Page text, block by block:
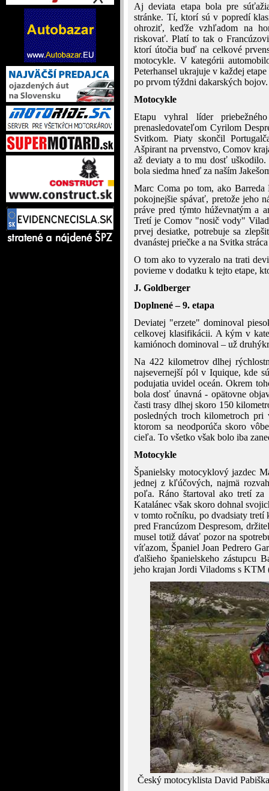
Aj deviata etapa bola pre
stránke. Tí, ktorí sú v popredí
ohroziť, keďže vzhľadom na
riskovať. Platí to tak o
ktorí útočia buď na celkové
motocykle. V kategórii
Peterhansel ukrajuje v každej
po prvom týždni dakarských bojov.
Motocykle
Etapu vyhral líder
prenasledovateľom Cyrilom
Svitkom. Piaty skončil
Ašpirant na prvenstvo, Comov
až deviaty a to mu dosť
bola siedma hneď za naším
Marc Coma po tom, ako Barreda
pokojnejšie spávať, pretože jeho
práve pred týmto húževnatým a
Tretí je Comov "nosič vody"
prvej desiatke, potrebuje sa
dvanástej priečke a na Svitka
O tom ako to vyzeralo na trati
povieme v dodatku k tejto etape,
J. Goldberger
Doplnené – 9. etapa
Deviatej "erzete" dominoval
celkovej klasifikácii. A kým v
kamiónoch dominoval – už
Na 422 kilometrov dlhej
najsevernejší pól v Iquique, kde
podujatia uvidel oceán. Okrem
bola dosť únavná - opätovne
časti trasy dlhej skoro 150
posledných troch kilometroch
ktorom sa neodporúča skoro
cieľa. To všetko však bolo iba
Motocykle
Španielsky motocyklový jazdec
jednej z kľúčových, najmä
poľa. Ráno štartoval ako tretí za
Katalánec však skoro dohnal
v tomto ročníku, po dvadsiaty
pred Francúzom Despresom,
musel totiž dávať pozor na
víťazom, Španiel Joan Pedrero
ďalšieho španielskeho zástupcu
jeho krajan Jordi Viladoms s KTM
Český motocyklista David